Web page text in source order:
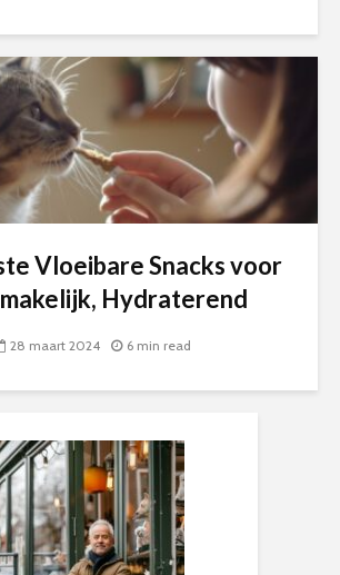
Vloeibare Snacks voor
Hydraterend
28 maart 2024 6 min read